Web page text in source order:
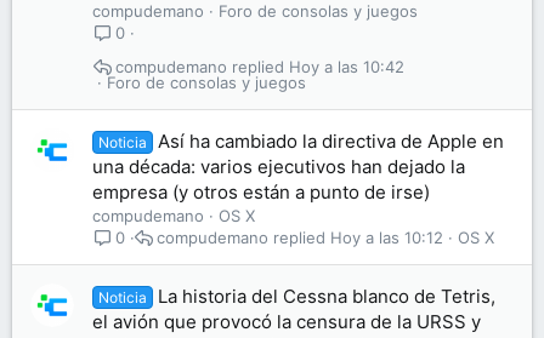
compudemano
Foro de consolas y juegos
0
Foro de consolas y juegos
Hoy a las 10:42
compudemano
Noticia
Así ha cambiado la directiva de Apple en
una década: varios ejecutivos han dejado la
empresa (y otros están a punto de irse)
compudemano
OS X
0
OS X
Hoy a las 10:12
compudemano
Noticia
La historia del Cessna blanco de Tetris,
el avión que provocó la censura de la URSS y